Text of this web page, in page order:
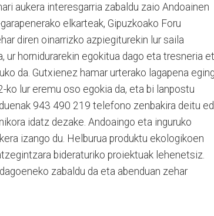
aukera interesgarria zabaldu zaio Andoainen
elkarteak, Gipuzkoako Foru
diren oinarrizko azpiegiturekin lur saila
ur hornidurarekin egokitua dago eta tresneria
da. Gutxienez hamar urterako lagapena
lur eremu oso egokia da, eta bi lanpostu
943 490 219 telefono zenbakira deitu
idatz dezake. Andoaingo eta inguruko
izango du. Helburua produktu ekologikoen
bideraturiko proiektuak lehenetsiz.
zabaldu da eta abenduan zehar